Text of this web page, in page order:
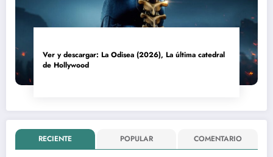
Ver y descargar: La Odisea (2026), La última catedral
de Hollywood
RECIENTE POPULAR COMENTARIO